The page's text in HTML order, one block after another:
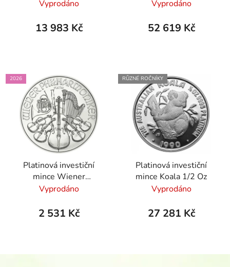
Vyprodáno
13 983 Kč
Vyprodáno
52 619 Kč
2026
Platinová investiční
mince Wiener
Philharmoniker 1/25 Oz
Vyprodáno
2 531 Kč
RŮZNÉ ROČNÍKY
Platinová investiční
mince Koala 1/2 Oz
Vyprodáno
27 281 Kč